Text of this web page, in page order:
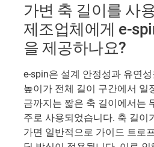
가변 축 길이를 사
제조업체에게 e-
을 제공하나요?
e-spin은 설계 안정성과 유연
높이가 전체 길이 구간에서 일
금까지는 짧은 축 길이에서는
주로 사용되었습니다. 축 길이
가면 일반적으로 가이드 트로